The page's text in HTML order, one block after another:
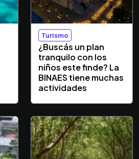
Turismo
¿Buscás un plan
tranquilo con los
niños este finde? La
BINAES tiene muchas
actividades